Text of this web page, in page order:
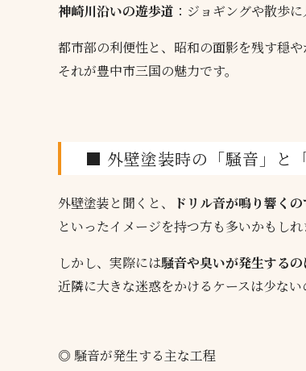
神崎川沿いの遊歩道 ：ジョギングや散歩
都市部の利便性と、昭和の面影を残す穏や
それが豊中市三国の魅力です。
■ 外壁塗装時の「騒音」と
外壁塗装と聞くと、 ドリル音が鳴り響くの
といったイメージを持つ方も多いかもしれ
しかし、実際には騒音や臭いが発生する
近隣に大きな迷惑をかけるケースは少ない
◎ 騒音が発生する主な工程